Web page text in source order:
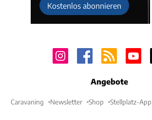
Kostenlos abonnieren
Angebote
Caravaning Newsletter Shop Stellplatz-App